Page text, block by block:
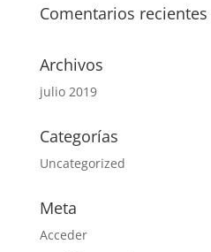
Comentarios recientes
Archivos
julio 2019
Categorías
Uncategorized
Meta
Acceder